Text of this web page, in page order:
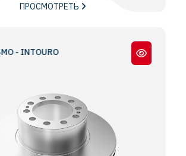
ПРОСМОТРЕТЬ